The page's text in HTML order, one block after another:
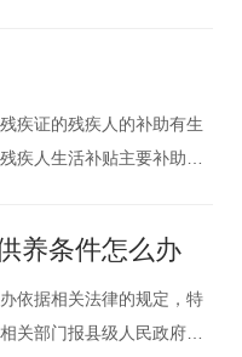
对残疾人的增发部分补
疾证的残疾人的补助有生
疾人生活补贴主要补助残
内的一户多残、依老养残
养条件怎么办
依据相关法律的规定，特
关部门报县级人民政府民